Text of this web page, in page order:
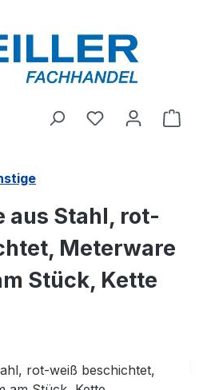
Du hast 0
aus Stahl, rot-
Meterware
Stück, Kette